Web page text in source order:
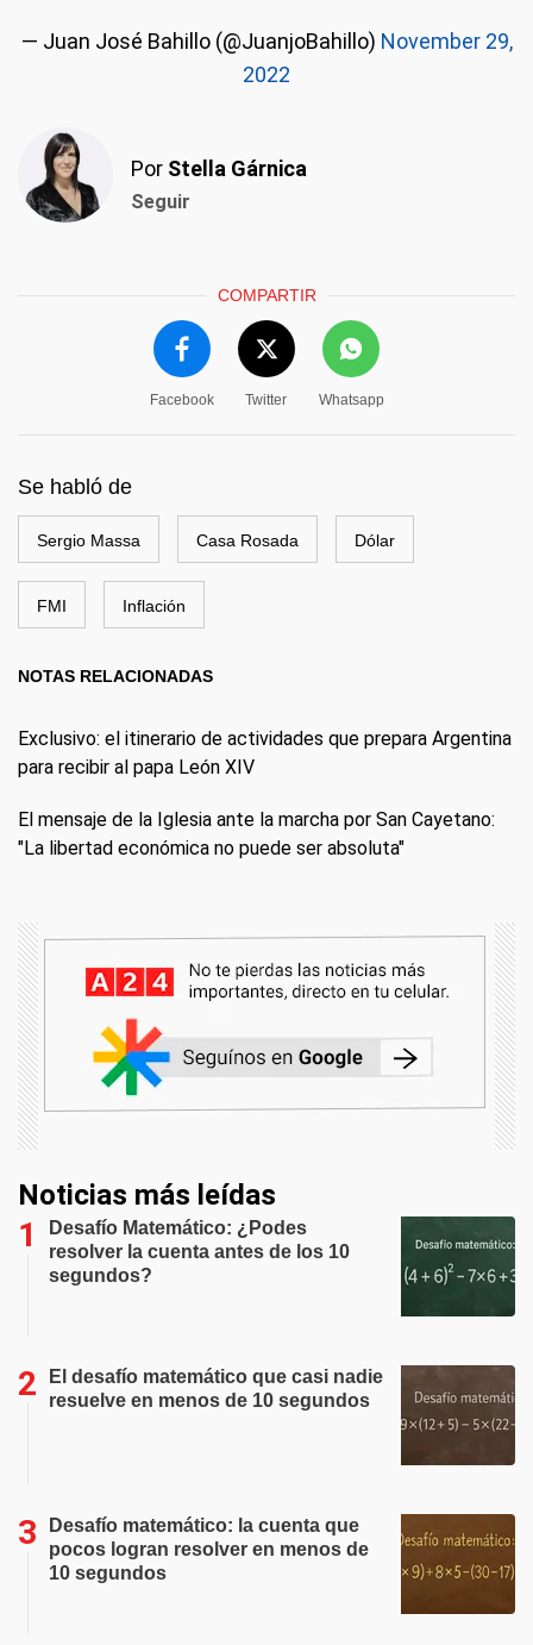
— Juan José Bahillo (@JuanjoBahillo) November 29,
2022
Por Stella Gárnica
Seguir
COMPARTIR
Facebook Twitter Whatsapp
Se habló de
Sergio Massa Casa Rosada Dólar
FMI Inflación
NOTAS RELACIONADAS
Exclusivo: el itinerario de actividades que prepara Argentina
para recibir al papa León XIV
El mensaje de la Iglesia ante la marcha por San Cayetano:
"La libertad económica no puede ser absoluta"
Noticias más leídas
Desafío Matemático: ¿Podes
resolver la cuenta antes de los 10
segundos?
El desafío matemático que casi nadie
resuelve en menos de 10 segundos
Desafío matemático: la cuenta que
pocos logran resolver en menos de
10 segundos